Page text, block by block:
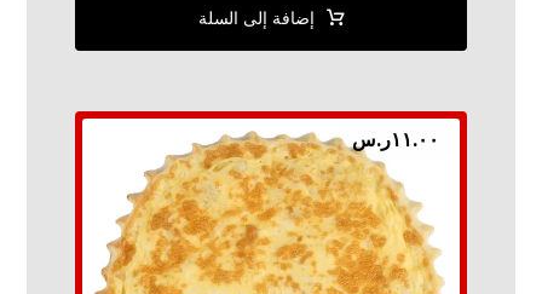
إضافة إلى السلة
١١.٠٠ر.س